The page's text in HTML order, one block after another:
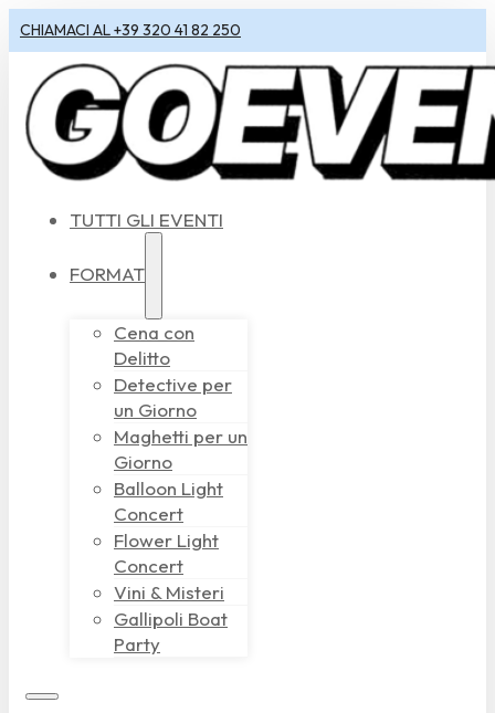
CHIAMACI AL +39 320 41 82 250
TUTTI GLI EVENTI
FORMAT
Cena con
Delitto
Detective per
un Giorno
Maghetti per un
Giorno
Balloon Light
Concert
Flower Light
Concert
Vini & Misteri
Gallipoli Boat
Party